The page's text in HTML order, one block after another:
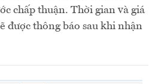
chấp thuận. Thời gian và giá
được thông báo sau khi nhận